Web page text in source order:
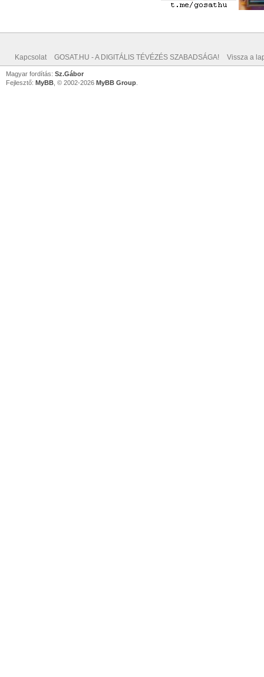
Kapcsolat GOSAT.HU - A DIGITÁLIS TÉVÉZÉS SZABADSÁGA! Vissza a
Magyar fordítás: Sz.Gábor
Fejlesztő: MyBB , © 2002-2026 MyBB Group